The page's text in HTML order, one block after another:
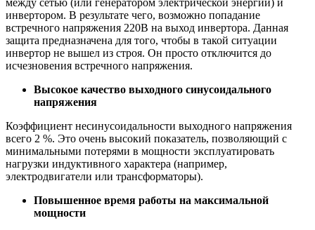
между сетью (или генератором электрической энергии) и
инвертором. В результате чего, возможно попадание
встречного напряжения 220В на выход инвертора. Данная
защита предназначена для того, чтобы в такой ситуации
инвертор не вышел из строя. Он просто отключится до
исчезновения встречного напряжения.
Высокое качество выходного синусоидального
напряжения
Коэффициент несинусоидальности выходного напряжения
всего 2 %. Это очень высокий показатель, позволяющий с
минимальными потерями в мощности эксплуатировать
нагрузки индуктивного характера (например,
электродвигатели или трансформаторы).
Повышенное время работы на максимальной
мощности